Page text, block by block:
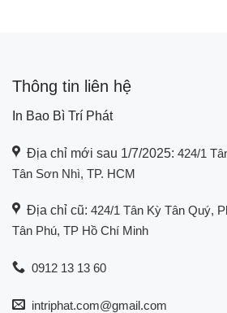
Thông tin liên hệ
In Bao Bì Trí Phát
Địa chỉ mới sau 1/7/2025: 424/1
Tân Sơn Nhì, TP. HCM
Địa chỉ cũ: 424/1 Tân Kỳ Tân Quý,
Tân Phú, TP Hồ Chí Minh
0912 13 13 60
intriphat.com@gmail.com